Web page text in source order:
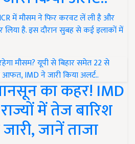
में मौसम ने फिर करवट लें ली है और
है. इस दौरान सुबह से कई इलाकों में
का कहर! IMD
में तेज बारिश
जानें ताजा